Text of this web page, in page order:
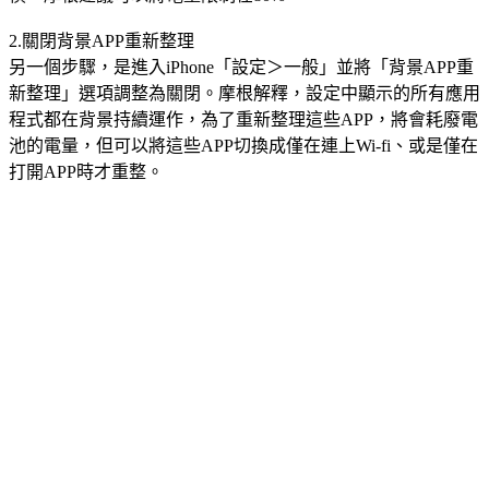
2.關閉背景APP重新整理
另一個步驟，是進入iPhone「設定＞一般」並將「背景APP重
新整理」選項調整為關閉。摩根解釋，設定中顯示的所有應用
程式都在背景持續運作，為了重新整理這些APP，將會耗廢電
池的電量，但可以將這些APP切換成僅在連上Wi-fi、或是僅在
打開APP時才重整。